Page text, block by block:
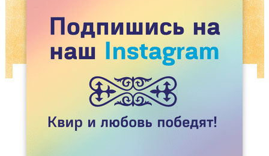
ВОПРОСЫ, КОТОРЫЕ ЗАДАЮТ РОДИТЕЛИ
ЛЕСБИЯНОК, ГЕЕВ И БИСЕКСУАЛЬНЫХ
ДЕТЕЙ. ЧАСТЬ 9